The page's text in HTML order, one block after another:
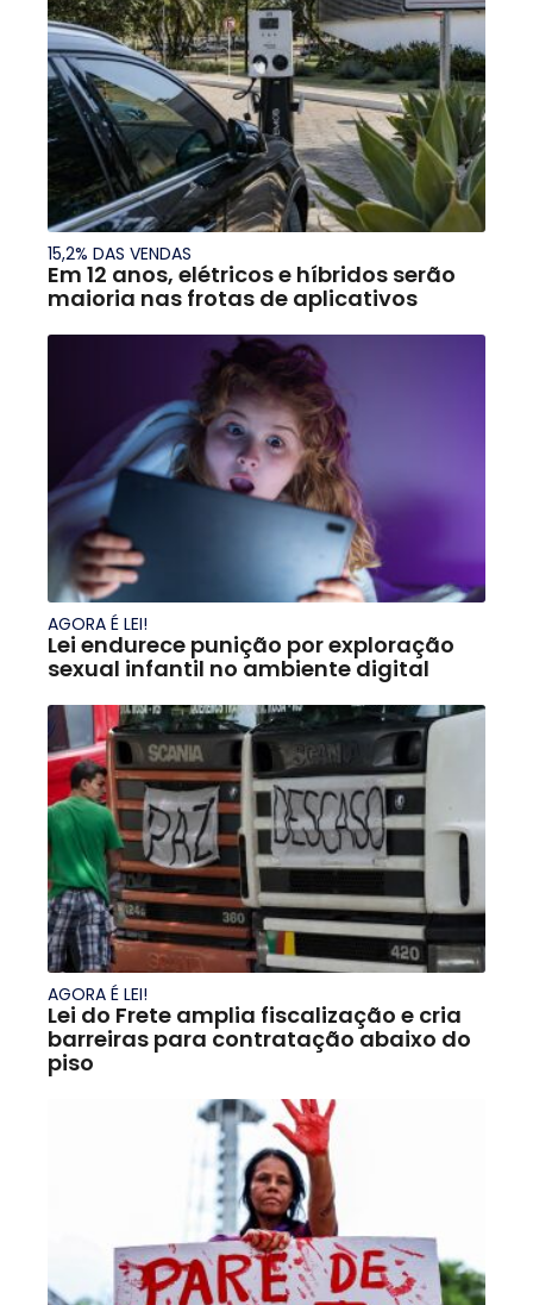
15,2% DAS VENDAS
Em 12 anos, elétricos e híbridos serão
maioria nas frotas de aplicativos
AGORA É LEI!
Lei endurece punição por exploração
sexual infantil no ambiente digital
AGORA É LEI!
Lei do Frete amplia fiscalização e cria
barreiras para contratação abaixo do
piso